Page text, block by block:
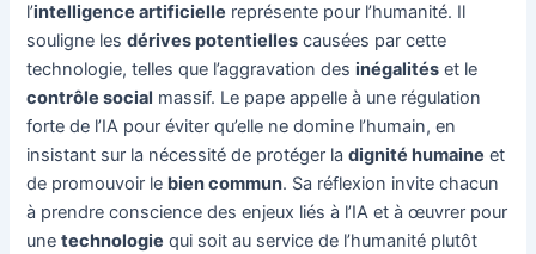
l’intelligence artificielle représente pour l’humanité. Il
souligne lesdérives potentielles causées par cette
technologie, telles que l’aggravation desinégalités et le
contrôle social massif. Le pape appelle à une régulation
forte de l’IA pour éviter qu’elle ne domine l’humain, en
insistant sur la nécessité de protéger ladignité humaine et
de promouvoir le bien commun. Sa réflexion invite chacun
à prendre conscience des enjeux liés à l’IA et à œuvrer pour
unetechnologie qui soit au service de l’humanité plutôt